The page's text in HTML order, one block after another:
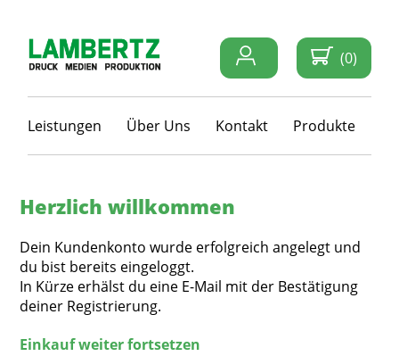
Leistungen Über Uns Kontakt Produkte
(0)
Herzlich willkommen
Dein Kundenkonto wurde erfolgreich angelegt und
du bist bereits eingeloggt.
In Kürze erhälst du eine E-Mail mit der Bestätigung
deiner Registrierung.
Einkauf weiter fortsetzen